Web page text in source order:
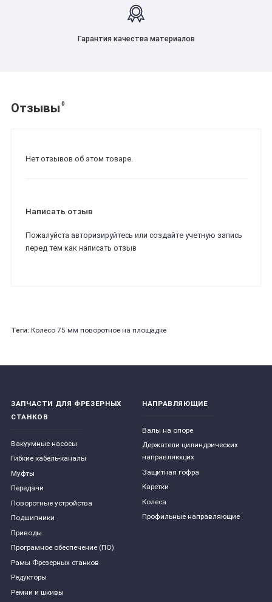
Гарантия качества материалов
Отзывы 0
Нет отзывов об этом товаре.
Написать отзыв
Пожалуйста авторизируйтесь или создайте учетную запись
перед тем как написать отзыв
Теги: Колесо 75 мм поворотное на площадке
ЗАПЧАСТИ ДЛЯ ФРЕЗЕРНЫХ
СТАНКОВ
Вакуумные насосы
Гибкие кабель-каналы
Муфты
Передачи
Поворотные устройства
Подшипники
Приводы
Програмное обеспечение (ПО)
Рамы Фрезерных станков
Редукторы
Ремни и шкивы
НАПРАВЛЯЮЩИЕ
Валы на опоре
Держатели цилиндрических
направляющих
Защитная гофра
Каретки
Колеса
Профильные направляющие